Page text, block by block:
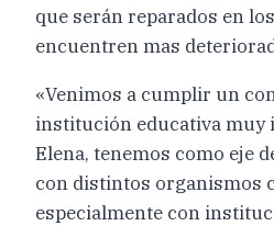
que serán reparados en
encuentren mas
«Venimos a cumplir un
institución educativa muy
Elena, tenemos como eje
con distintos organismos
especialmente con